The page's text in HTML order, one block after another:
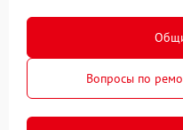
Вопросы по